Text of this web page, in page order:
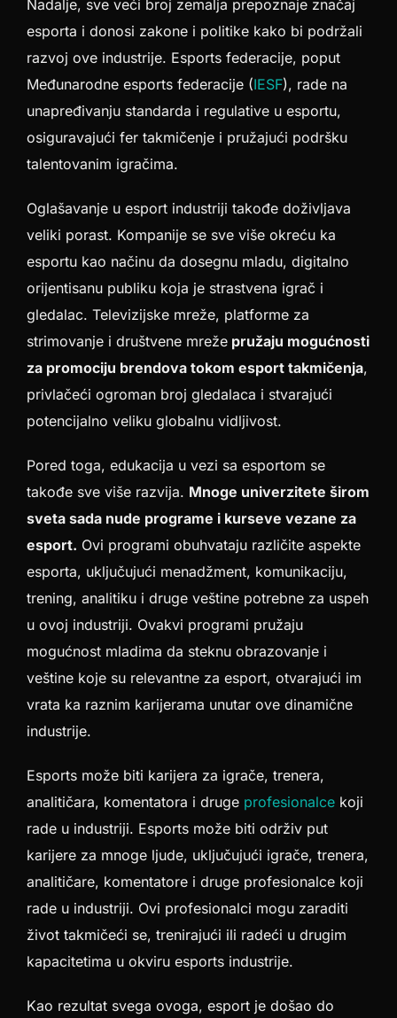
Nadalje, sve veći broj zemalja prepoznaje značaj
esporta i donosi zakone i politike kako bi podržali
razvoj ove industrije. Esports federacije, poput
Međunarodne esports federacije (IESF), rade na
unapređivanju standarda i regulative u esportu,
osiguravajući fer takmičenje i pružajući podršku
talentovanim igračima.
Oglašavanje u esport industriji takođe doživljava
veliki porast. Kompanije se sve više okreću ka
esportu kao načinu da dosegnu mladu, digitalno
orijentisanu publiku koja je strastvena igrač i
gledalac. Televizijske mreže, platforme za
strimovanje i društvene mreže pružaju mogućnosti
za promociju brendova tokom esport takmičenja,
privlačeći ogroman broj gledalaca i stvarajući
potencijalno veliku globalnu vidljivost.
Pored toga, edukacija u vezi sa esportom se
takođe sve više razvija. Mnoge univerzitete širom
sveta sada nude programe i kurseve vezane za
esport. Ovi programi obuhvataju različite aspekte
esporta, uključujući menadžment, komunikaciju,
trening, analitiku i druge veštine potrebne za uspeh
u ovoj industriji. Ovakvi programi pružaju
mogućnost mladima da steknu obrazovanje i
veštine koje su relevantne za esport, otvarajući im
vrata ka raznim karijerama unutar ove dinamične
industrije.
Esports može biti karijera za igrače, trenera,
analitičara, komentatora i druge profesionalce koji
rade u industriji. Esports može biti održiv put
karijere za mnoge ljude, uključujući igrače, trenera,
analitičare, komentatore i druge profesionalce koji
rade u industriji. Ovi profesionalci mogu zaraditi
život takmičeći se, trenirajući ili radeći u drugim
kapacitetima u okviru esports industrije.
Kao rezultat svega ovoga, esport je došao do